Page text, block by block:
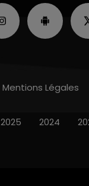
Mentions Légales
2025 2024